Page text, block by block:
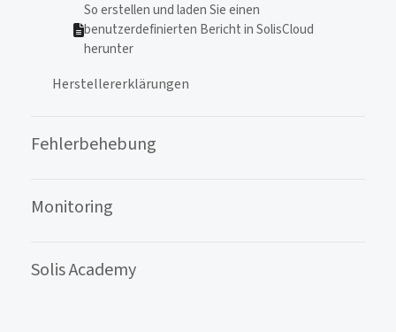
So erstellen und laden Sie einen
benutzerdefinierten Bericht in SolisCloud
herunter
Herstellererklärungen
Fehlerbehebung
Monitoring
Solis Academy